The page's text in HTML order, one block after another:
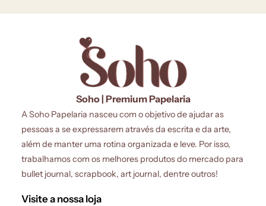
Soho | Premium Papelaria
A Soho Papelaria nasceu com o objetivo de ajudar as
pessoas a se expressarem através da escrita e da arte,
além de manter uma rotina organizada e leve. Por isso,
trabalhamos com os melhores produtos do mercado para
bullet journal, scrapbook, art journal, dentre outros!
Visite a nossa loja